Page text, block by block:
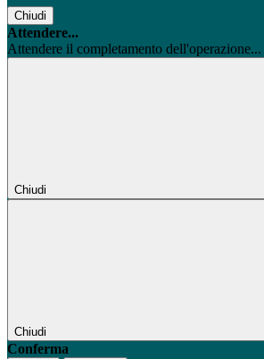
Chiudi
Attendere...
Attendere il completamento dell'operazione...
Chiudi
Chiudi
Conferma